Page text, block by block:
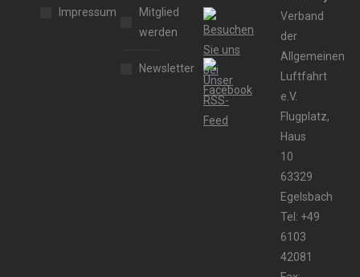
Impressum
Mitglied
werden
Newsletter
Verband
der
Allgemeinen
Luftfahrt
e.V.
Flugplatz,
Haus
10
63329
Egelsbach
Tel: +49
6103
42081